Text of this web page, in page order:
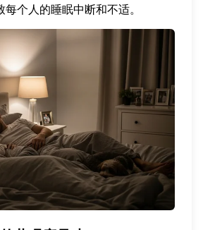
个人的睡眠中断和不适。